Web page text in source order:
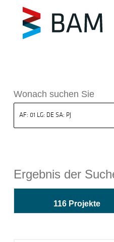
ReSEARCH BAM
Wonach suchen Sie
Ergebnis der
116 Projekte